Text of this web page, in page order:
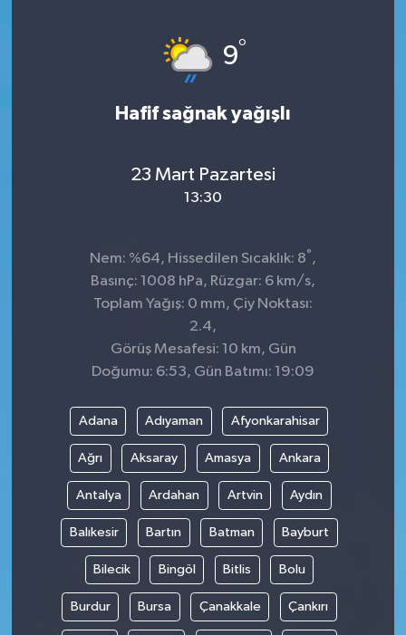
9°
Hafif sağnak yağışlı
23 Mart Pazartesi
13:30
Nem: %64, Hissedilen Sıcaklık: 8° ,
Basınç: 1008 hPa, Rüzgar: 6 km/s,
Toplam Yağış: 0 mm, Çiy Noktası:
2.4,
Görüş Mesafesi: 10 km, Gün
Doğumu: 6:53, Gün Batımı: 19:09
Adana Adıyaman Afyonkarahisar
Ağrı Aksaray Amasya Ankara
Antalya Ardahan Artvin Aydın
Balıkesir Bartın Batman Bayburt
Bilecik Bingöl Bitlis Bolu
Burdur Bursa Çanakkale Çankırı